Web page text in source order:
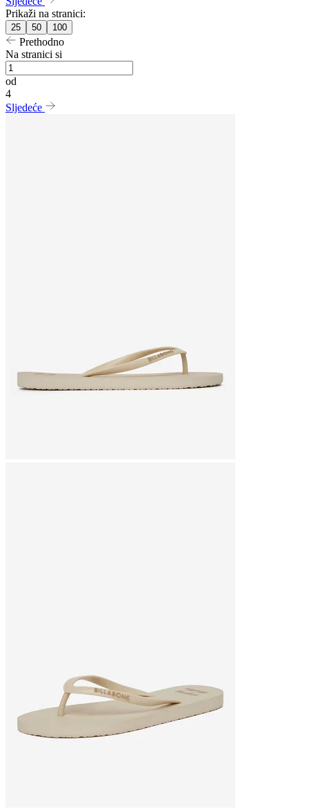
Prikaži na stranici:
25 50 100
Prethodno
Na stranici si
od
4
Sljedeće